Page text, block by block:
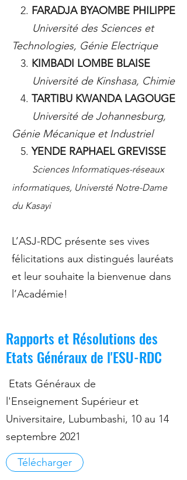
2. FARADJA BYAOMBE PHILIPPE
Université des Sciences et
Technologies, Génie Electrique
3. KIMBADI LOMBE BLAISE
Université de Kinshasa, Chimie
4. TARTIBU KWANDA LAGOUGE
Université de Johannesburg,
Génie Mécanique et Industriel
5.YENDE RAPHAEL GREVISSE
Sciences Informatiques-réseaux
informatiques, Universté Notre-Dame
du Kasayi
L’ASJ-RDC présente ses vives
félicitations aux distingués lauréats
et leur souhaite la bienvenue dans
l’Académie!
Rapports et Résolutions des
Etats Généraux de l'ESU-RDC
Etats Généraux de
l'Enseignement Supérieur et
Universitaire, Lubumbashi, 10 au 14
septembre 2021
Télécharger